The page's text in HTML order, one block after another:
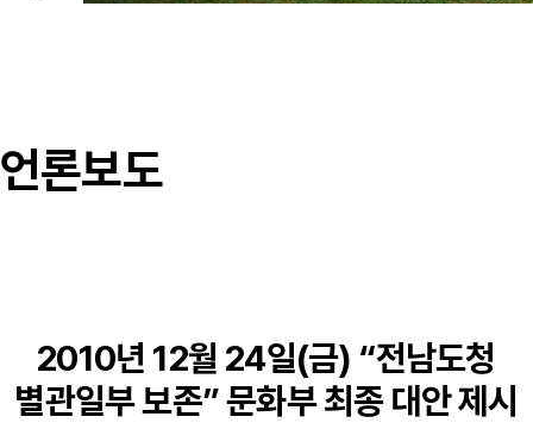
언론보도
2010년 12월 24일(금) “전남도청
별관일부 보존” 문화부 최종 대안 제시